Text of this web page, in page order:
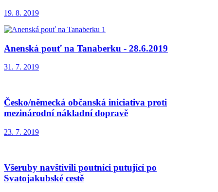
19. 8. 2019
Anenská pouť na Tanaberku - 28.6.2019
31. 7. 2019
Česko/německá občanská iniciativa proti
mezinárodní nákladní dopravě
23. 7. 2019
Všeruby navštívili poutníci putující po
Svatojakubské cestě